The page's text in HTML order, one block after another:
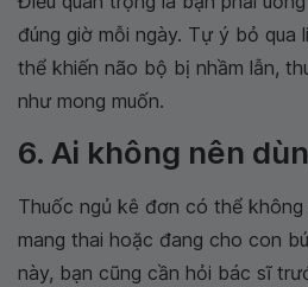
đúng giờ mỗi ngày. Tự ý bỏ qua
thể khiến não bộ bị nhầm lẫn,
như mong muốn.
6. Ai không nên
Thuốc ngủ kê đơn có thể
mang thai hoặc đang cho con
này, bạn cũng cần hỏi bác sĩ